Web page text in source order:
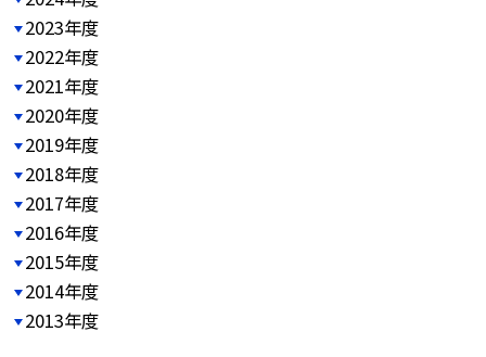
2023年度
2022年度
2021年度
2020年度
2019年度
2018年度
2017年度
2016年度
2015年度
2014年度
2013年度